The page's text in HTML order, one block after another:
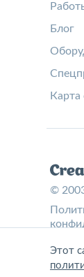
Блог
Карта
©
Этот